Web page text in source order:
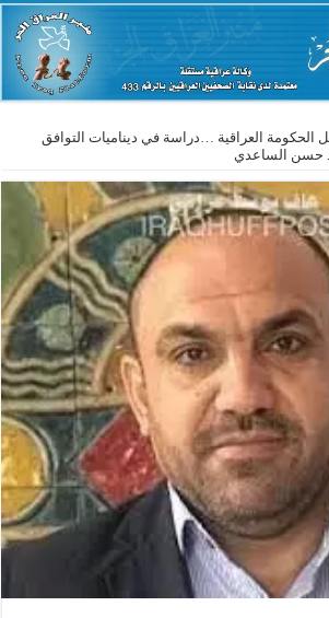
الحكومة العراقية …دراسة في ديناميات التوافق
حسن الساعدي